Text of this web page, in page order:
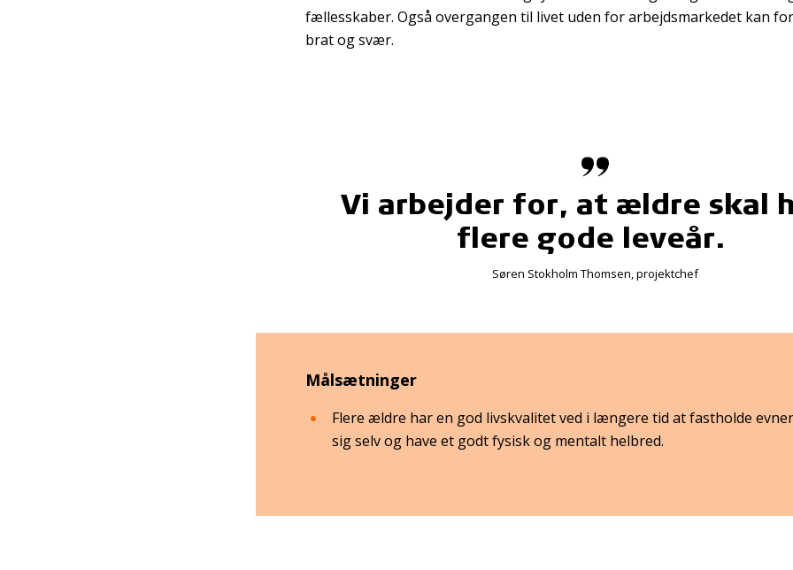
fællesskaber. Også overgangen til livet uden for arbejdsmarkedet kan
brat og svær.
Vi arbejder for, at ældre skal
flere gode leveår.
Søren Stokholm Thomsen, projektchef
Målsætninger
Flere ældre har en god livskvalitet ved i længere tid at fastholde
sig selv og have et godt fysisk og mentalt helbred.